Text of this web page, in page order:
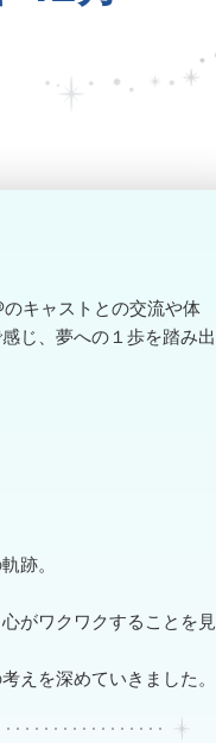
キャストとの交流や体
じ、夢への１歩を踏み出
跡。
がワクワクすることを見
えを深めていきました。